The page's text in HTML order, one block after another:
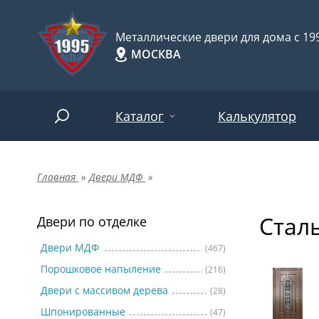
Металлические двери для дома с
МОСКВА
Каталог
Двери по отделке
Двери по назначению
Двери по особенностям
Калькулятор
Главная » Двери МДФ »
Двери по отделке
Двери МДФ (467)
Порошковое напыление (216)
Двери с массивом дерева (28)
Шпонированные (47)